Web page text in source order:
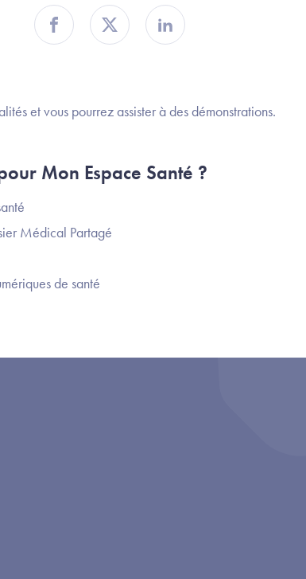
Partager sur Facebook
Partager sur TwitterPartager sur Linkedin
et vous pourrez assister à des démonstrations.
Mon Espace Santé ?
Médical Partagé
de santé